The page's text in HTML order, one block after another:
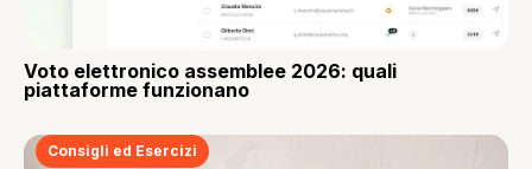
Voto elettronico assemblee 2026: quali
piattaforme funzionano
Consigli ed Esercizi